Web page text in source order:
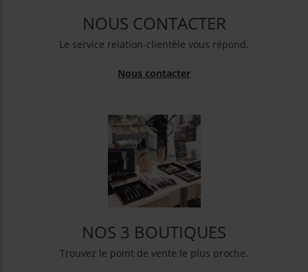
NOUS CONTACTER
Le service relation-clientèle vous répond.
Nous contacter
NOS 3 BOUTIQUES
Trouvez le point de vente le plus proche.